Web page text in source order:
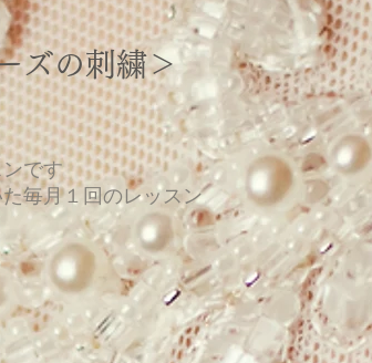
ズの刺繍＞
です
毎月１回のレッスン